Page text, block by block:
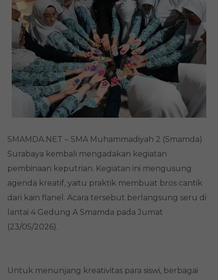
Keputrian
SMAMDA
SMAMDA.NET – SMA Muhammadiyah 2 (Smamda)
Surabaya kembali mengadakan kegiatan
pembinaan keputrian. Kegiatan ini mengusung
agenda kreatif, yaitu praktik membuat bros cantik
dari kain flanel. Acara tersebut berlangsung seru di
lantai 4 Gedung A Smamda pada Jumat
(23/05/2026).
Untuk menunjang kreativitas para siswi, berbagai